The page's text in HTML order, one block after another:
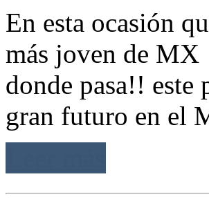
En esta ocasión
más joven de
donde pasa!!
gran futuro en el